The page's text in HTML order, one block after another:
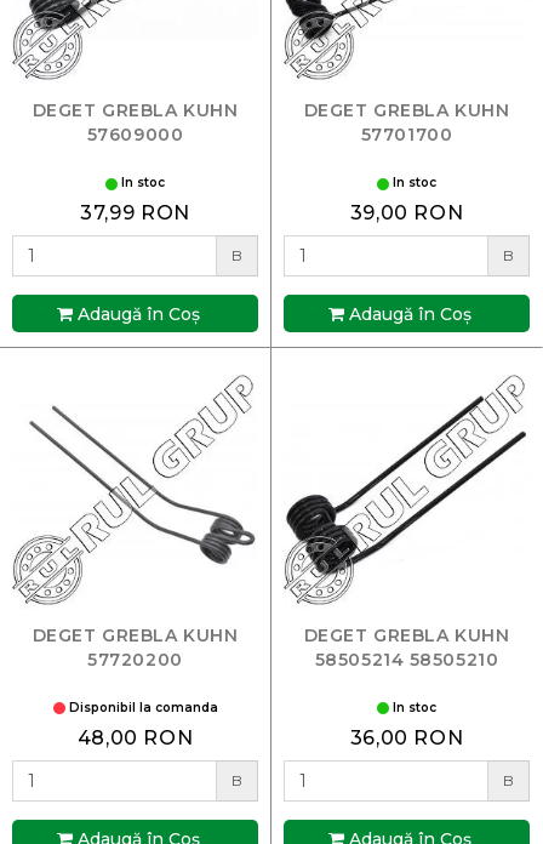
DEGET GREBLA KUHN
57609000
In stoc
37,99 RON
B
Adaugă în Coş
DEGET GREBLA KUHN
57701700
In stoc
39,00 RON
B
Adaugă în Coş
DEGET GREBLA KUHN
57720200
Disponibil la comanda
48,00 RON
B
Adaugă în Coş
DEGET GREBLA KUHN
58505214 58505210
In stoc
36,00 RON
B
Adaugă în Coş